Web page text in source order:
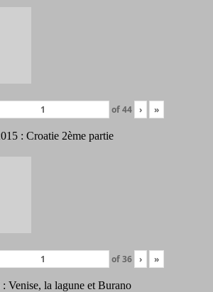
of44 › »
: Croatie 2ème partie
of36 › »
: Venise, la lagune et Burano